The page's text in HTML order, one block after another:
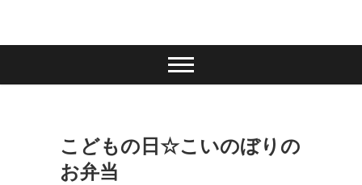
こどもの日☆こいのぼりの
お弁当